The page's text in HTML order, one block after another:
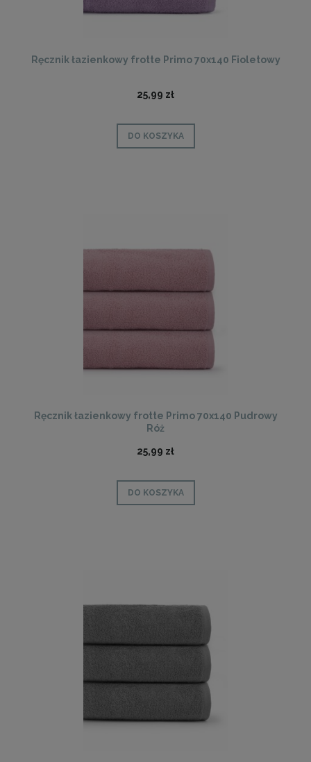
Ręcznik łazienkowy frotte Primo 70x140 Fioletowy
25,99 zł
DO KOSZYKA
Ręcznik łazienkowy frotte Primo 70x140 Pudrowy
Róż
25,99 zł
DO KOSZYKA